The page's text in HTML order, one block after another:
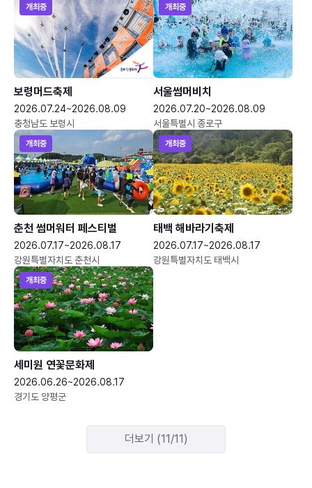
개최중
보령머드축제
2026.07.24~2026.08.09
충청남도 보령시
개최중
서울썸머비치
2026.07.20~2026.08.09
서울특별시 종로구
개최중
춘천 썸머워터 페스티벌
2026.07.17~2026.08.17
강원특별자치도 춘천시
개최중
태백 해바라기축제
2026.07.17~2026.08.17
강원특별자치도 태백시
개최중
세미원 연꽃문화제
2026.06.26~2026.08.17
경기도 양평군
더보기 (11/11)